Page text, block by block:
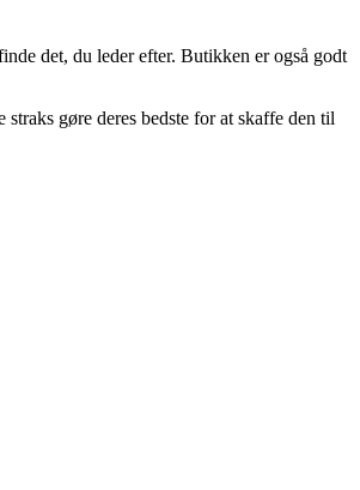
det, du leder efter. Butikken er også godt
gøre deres bedste for at skaffe den til